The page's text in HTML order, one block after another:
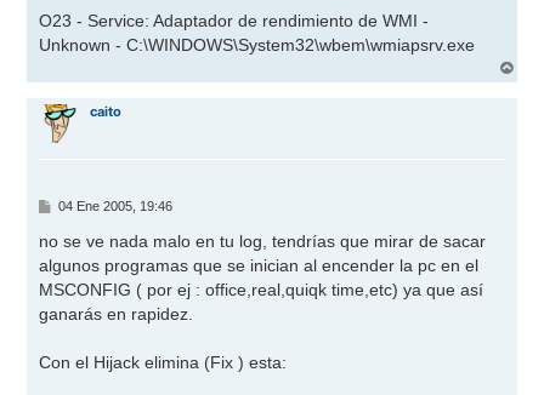
O23 - Service: Adaptador de rendimiento de WMI -
Unknown - C:\WINDOWS\System32\wbem\wmiapsrv.exe
r
caito
M
n
s
a
j
e
04 Ene 2005, 19:46
no se ve nada malo en tu log, tendrías que mirar de sacar
algunos programas que se inician al encender la pc en el
MSCONFIG ( por ej : office,real,quiqk time,etc) ya que así
ganarás en rapidez.
Con el Hijack elimina (Fix ) esta: